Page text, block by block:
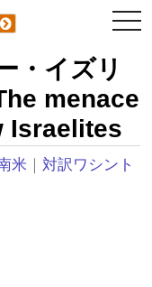
・イズリ
menace
Israelites
米 ｜対訳ワシント